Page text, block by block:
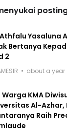
Yasaluna
Bertanya
2
about a
Warga KMA
Al-Azhar,
Raih